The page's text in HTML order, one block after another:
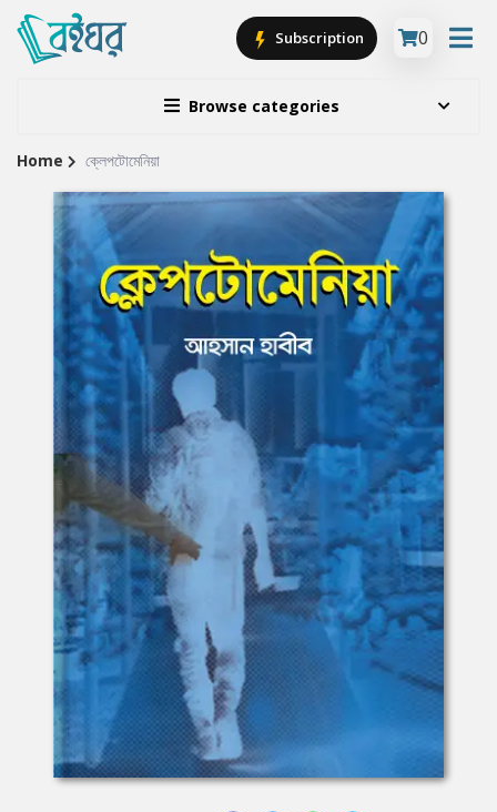
Browse categories
Subscription 0
Site
Breadcrumb
Home ক্লেপটোমেনিয়া